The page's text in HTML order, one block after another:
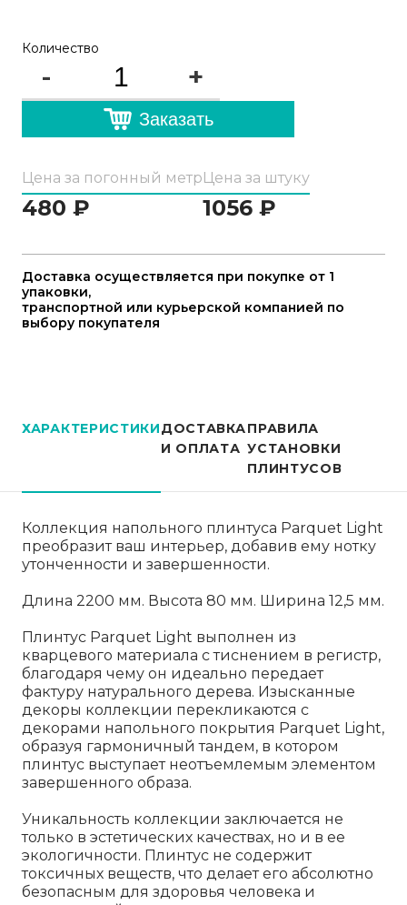
Количество
- +
Заказать
Цена за погонный метр
480 ₽
Цена за штуку
1056 ₽
Доставка осуществляется при покупке от 1
упаковки,
транспортной или курьерской компанией по
выбору покупателя
ХАРАКТЕРИСТИКИДОСТАВКА
И ОПЛАТА
ПРАВИЛА
УСТАНОВКИ
ПЛИНТУСОВ
Коллекция напольного плинтуса Parquet Light
преобразит ваш интерьер, добавив ему нотку
утонченности и завершенности.
Длина 2200 мм. Высота 80 мм. Ширина 12,5 мм.
Плинтус Parquet Light выполнен из
кварцевого материала с тиснением в регистр,
благодаря чему он идеально передает
фактуру натурального дерева. Изысканные
декоры коллекции перекликаются с
декорами напольного покрытия Parquet Light,
образуя гармоничный тандем, в котором
плинтус выступает неотъемлемым элементом
завершенного образа.
Уникальность коллекции заключается не
только в эстетических качествах, но и в ее
экологичности. Плинтус не содержит
токсичных веществ, что делает его абсолютно
безопасным для здоровья человека и